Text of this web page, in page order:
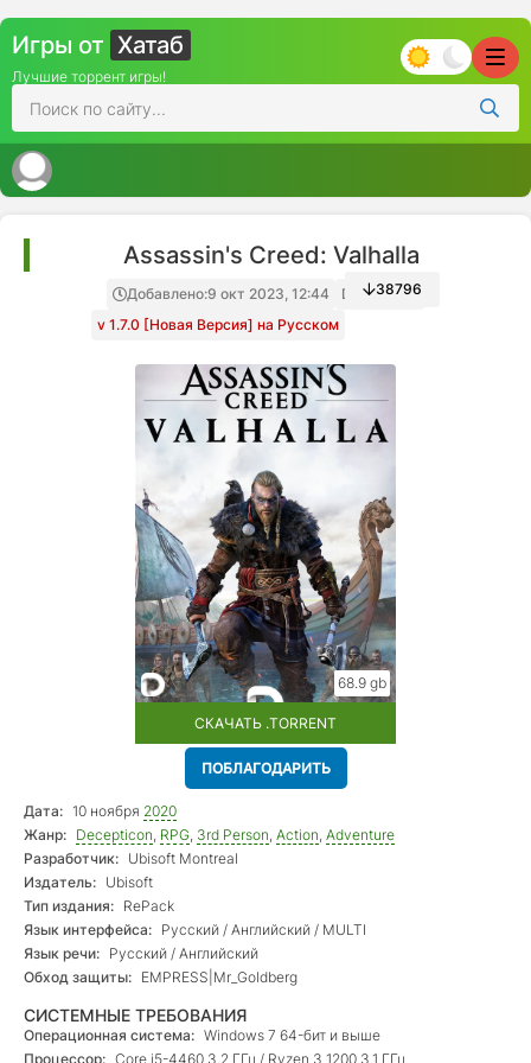
Игры от Хатаб
Лучшие торрент игры!
Assassin's Creed: Valhalla
Добавлено:9 окт 2023, 12:44
Decepticon
v 1.7.0 [Новая Версия] на Русском
38796
68.9 gb
СКАЧАТЬ .TORRENT
ПОБЛАГОДАРИТЬ
Дата: 10 ноября 2020
Жанр: Decepticon, RPG, 3rd Person, Action, Adventure
Разработчик: Ubisoft Montreal
Издатель: Ubisoft
Тип издания: RePack
Язык интерфейса: Русский / Английский / MULTI
Язык речи: Русский / Английский
Обход защиты: EMPRESS|Mr_Goldberg
СИСТЕМНЫЕ ТРЕБОВАНИЯ
Операционная система: Windows 7 64-бит и выше
Процессор: Core i5-4460 3.2 ГГц / Ryzen 3 1200 3.1 ГГц